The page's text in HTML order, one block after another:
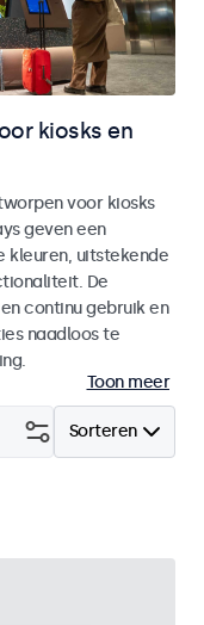
kiosks en
voor kiosks
geven een
kleuren, uitstekende
De
continu gebruik en
naadloos te
Toon meer
Sorteren